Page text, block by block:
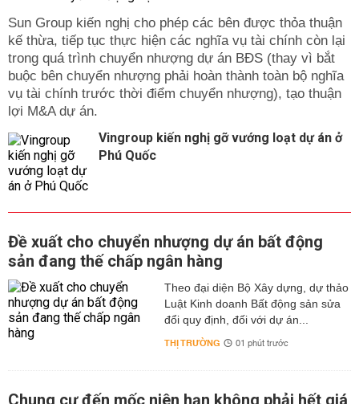
Sun Group kiến nghị cho phép các bên được thỏa thuận
kế thừa, tiếp tục thực hiện các nghĩa vụ tài chính còn lại
trong quá trình chuyển nhượng dự án BĐS (thay vì bắt
buộc bên chuyển nhượng phải hoàn thành toàn bộ nghĩa
vụ tài chính trước thời điểm chuyển nhượng), tạo thuận
lợi M&A dự án.
Vingroup kiến nghị gỡ vướng loạt dự án ở
Phú Quốc
Đề xuất cho chuyển nhượng dự án bất động
sản đang thế chấp ngân hàng
Theo đại diện Bộ Xây dựng, dự thảo
Luật Kinh doanh Bất động sản sửa
đổi quy định, đối với dự án...
THỊ TRƯỜNG 01 phút trước
Chung cư đến mốc niên hạn không phải hết giá